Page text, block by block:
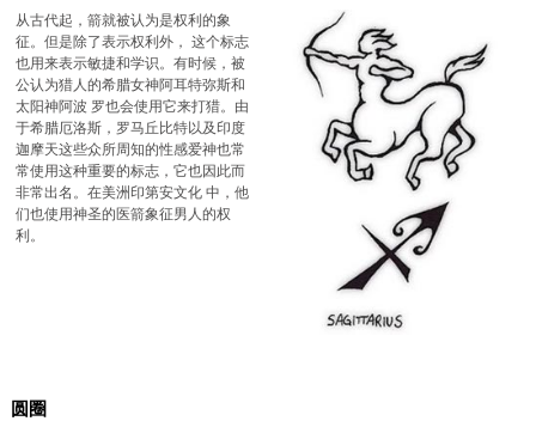
从古代起，箭就被认为是权利的象
征。但是除了表示权利外， 这个标志
也用来表示敏捷和学识。有时候，被
公认为猎人的希腊女神阿耳特弥斯和
太阳神阿波 罗也会使用它来打猎。由
于希腊厄洛斯，罗马丘比特以及印度
迦摩天这些众所周知的性感爱神也常
常使用这种重要的标志，它也因此而
非常出名。在美洲印第安文化 中，他
们也使用神圣的医箭象征男人的权
利。
圆圈